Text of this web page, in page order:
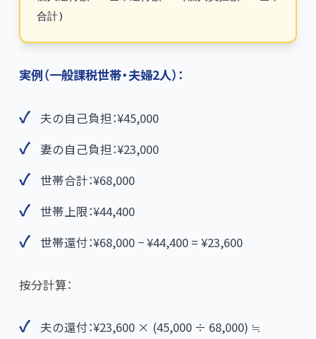
実例（一般課税世帯・夫婦2人）：
夫の自己負担：¥45,000
妻の自己負担：¥23,000
世帯合計：¥68,000
世帯上限：¥44,400
世帯還付：¥68,000 − ¥44,400 = ¥23,600
按分計算：
夫の還付：¥23,600 × (45,000 ÷ 68,000) ≒